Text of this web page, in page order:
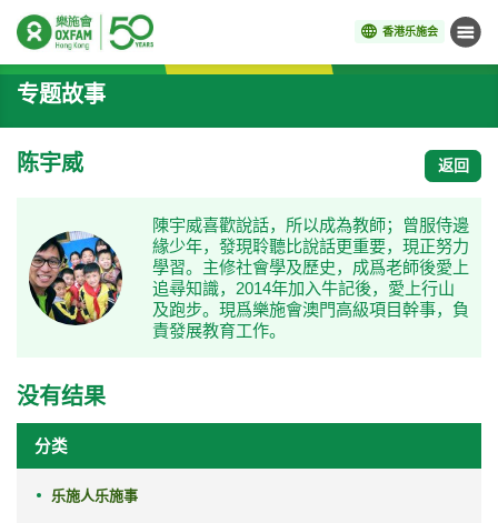
香港乐施会 菜单
开始主要内容
专题故事
陈宇威 返回
陳宇威喜歡說話，所以成為教師；曾服侍邊
緣少年，發現聆聽比說話更重要，現正努力
學習。主修社會學及歷史，成爲老師後愛上
追尋知識，2014年加入牛記後，愛上行山
及跑步。現爲樂施會澳門高級項目幹事，負
責發展教育工作。
没有结果
分类
乐施人乐施事